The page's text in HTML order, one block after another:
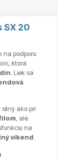
SX 20
na podporu
, ktorá
. Liek sa
silný ako pri
, ale
na
víkend.